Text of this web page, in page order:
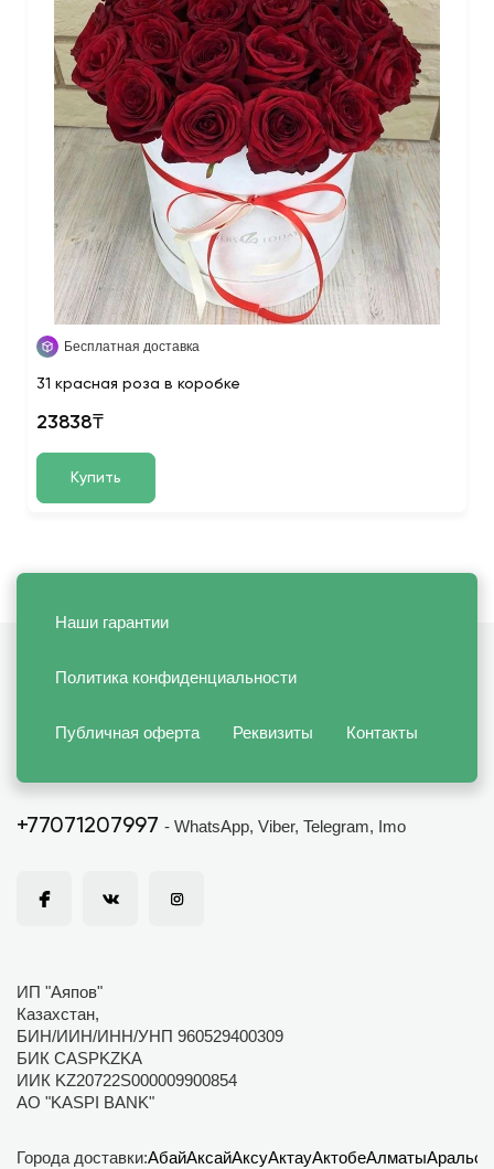
Бесплатная доставка
31 красная роза в коробке
23838₸
Купить
Наши гарантии
Политика конфиденциальности
Публичная оферта Реквизиты Контакты
+77071207997 - WhatsApp, Viber, Telegram, Imo
ИП "Аяпов"
Казахстан,
БИН/ИИН/ИНН/УНП 960529400309
БИК CASPKZKA
ИИК KZ20722S000009900854
АО "KASPI BANK"
Города доставки:АбайАксайАксуАктауАктобеАлматыАральск